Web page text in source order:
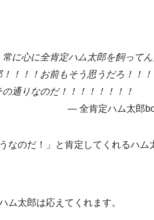
に心に全肯定ハム太郎を飼って
！！！お前もそう思うだろ！！
通りなのだ！！！！！！！！
全肯定ハム太郎
のだ！」と肯定してくれるハム
ム太郎は応えてくれます。